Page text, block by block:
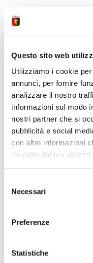
Questo sito web
Utilizziamo i cookie
annunci, per fornire
analizzare il nostro
informazioni sul modo
nostri partner che si
pubblicità e social
con altre informazioni
raccolto dal tuo utilizzo
delNecessari
Preferenze
Statistiche
• Al debutto nuova
gruppo
• Direttrice Carissimi
• Ieri visite e/o
• Esordio in rossoblù
Fuente
• In dirittura un altro
• Preparazione pre-
• Partenza tra decina